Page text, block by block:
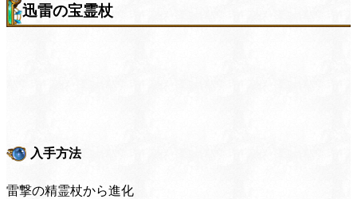
迅雷の宝霊杖
入手方法
雷撃の精霊杖から進化